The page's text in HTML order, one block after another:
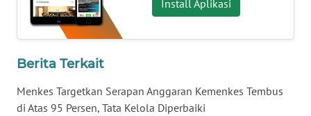
Install Aplikasi
Berita Terkait
Menkes Targetkan Serapan Anggaran Kemenkes Tembus
di Atas 95 Persen, Tata Kelola Diperbaiki
WN
WN
SUMBAR